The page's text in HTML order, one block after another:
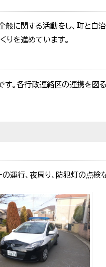
に関する活動をし、町と自
りを進めています。
。各行政連絡区の連携を図
運行、夜周り、防犯灯の点検